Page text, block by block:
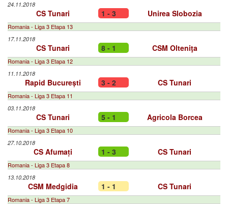
24.11.2018
CS Tunari 1 - 3 Unirea Slobozia
Romania - Liga 3 Etapa 13
17.11.2018
CS Tunari 8 - 1 CSM Olteniţa
Romania - Liga 3 Etapa 12
11.11.2018
Rapid București 3 - 2 CS Tunari
Romania - Liga 3 Etapa 11
03.11.2018
CS Tunari 5 - 1 Agricola Borcea
Romania - Liga 3 Etapa 10
27.10.2018
CS Afumați 1 - 3 CS Tunari
Romania - Liga 3 Etapa 8
13.10.2018
CSM Medgidia 1 - 1 CS Tunari
Romania - Liga 3 Etapa 7